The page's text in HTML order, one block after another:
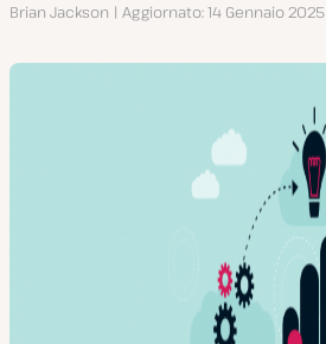
Autore
Brian Jackson Aggiornato 14 Gennaio 2025